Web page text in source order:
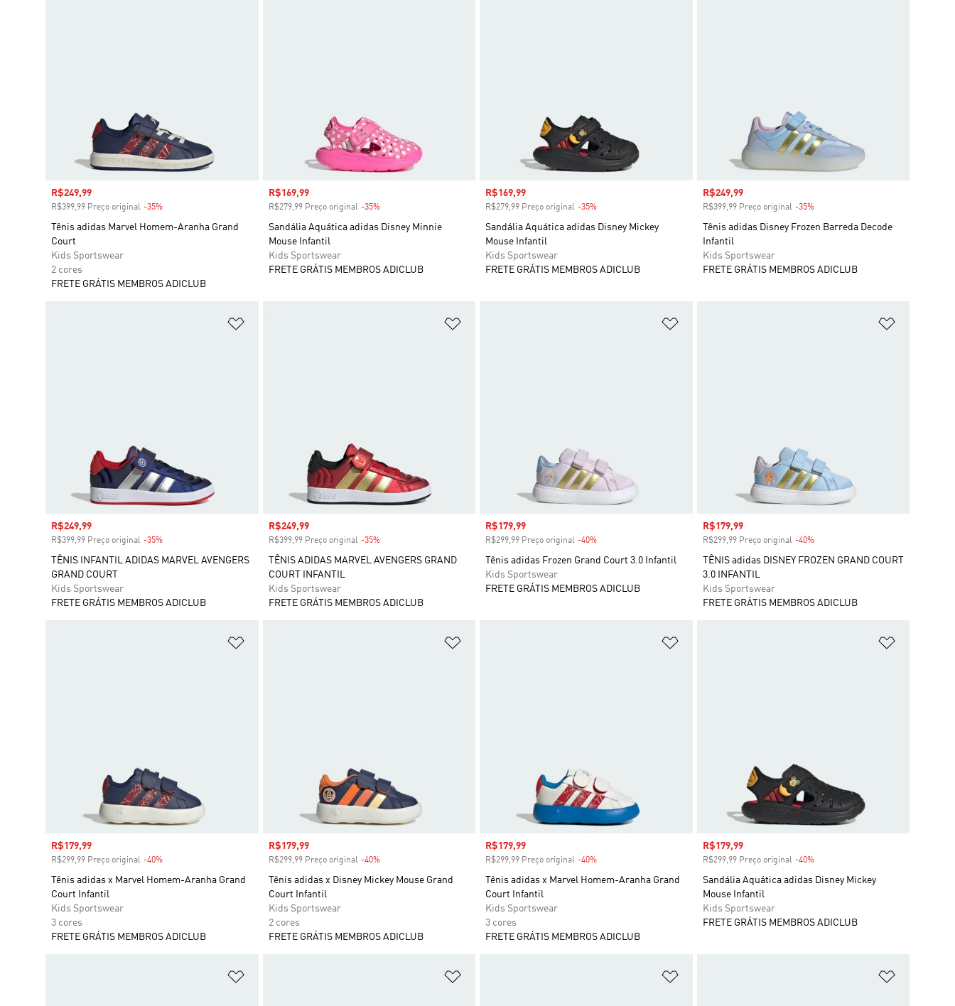
Preço com desconto
R$249,99
R$399,99 Preço original -35%
Tênis adidas Marvel Homem-Aranha Grand
Court
Kids Sportswear
2 cores
FRETE GRÁTIS MEMBROS ADICLUB
Preço com desconto
R$169,99
R$279,99 Preço original -35%Desconto
Sandália Aquática adidas Disney Minnie
Mouse Infantil
Kids Sportswear
FRETE GRÁTIS MEMBROS ADICLUB
Preço com desconto
R$169,99
R$279,99 Preço original -35%
Sandália Aquática adidas Disney Mickey
Mouse Infantil
Kids Sportswear
FRETE GRÁTIS MEMBROS ADICLUB
Preço com desconto
R$249,99
R$399,99 Preço original -35%Desconto
Tênis adidas Disney Frozen Barreda Decode
Infantil
Kids Sportswear
FRETE GRÁTIS MEMBROS ADICLUB
Preço com desconto
R$249,99
R$399,99 Preço original -35%
TÊNIS INFANTIL ADIDAS MARVEL AVENGERS
GRAND COURT
Kids Sportswear
FRETE GRÁTIS MEMBROS ADICLUB
Preço com desconto
R$249,99
R$399,99 Preço original -35%Desconto
TÊNIS ADIDAS MARVEL AVENGERS GRAND
COURT INFANTIL
Kids Sportswear
FRETE GRÁTIS MEMBROS ADICLUB
Preço com desconto
R$179,99
R$299,99 Preço original -40%
Tênis adidas Frozen Grand Court 3.0 Infantil
Kids Sportswear
FRETE GRÁTIS MEMBROS ADICLUB
Preço com desconto
R$179,99
R$299,99 Preço original -40%Desconto
TÊNIS adidas DISNEY FROZEN GRAND COURT
3.0 INFANTIL
Kids Sportswear
FRETE GRÁTIS MEMBROS ADICLUB
Preço com desconto
R$179,99
R$299,99 Preço original -40%
Tênis adidas x Marvel Homem-Aranha Grand
Court Infantil
Kids Sportswear
3 cores
FRETE GRÁTIS MEMBROS ADICLUB
Preço com desconto
R$179,99
R$299,99 Preço original -40%Desconto
Tênis adidas x Disney Mickey Mouse Grand
Court Infantil
Kids Sportswear
2 cores
FRETE GRÁTIS MEMBROS ADICLUB
Preço com desconto
R$179,99
R$299,99 Preço original -40%
Tênis adidas x Marvel Homem-Aranha Grand
Court Infantil
Kids Sportswear
3 cores
FRETE GRÁTIS MEMBROS ADICLUB
Preço com desconto
R$179,99
R$299,99 Preço original -40%Desconto
Sandália Aquática adidas Disney Mickey
Mouse Infantil
Kids Sportswear
FRETE GRÁTIS MEMBROS ADICLUB